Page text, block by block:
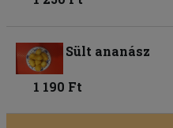
Sült ananász
1 190 Ft